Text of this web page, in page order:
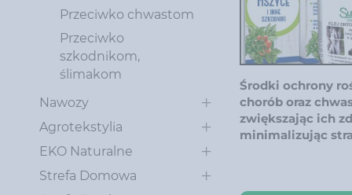
Przeciwko chwastom
Przeciwko
szkodnikom,
ślimakom
Nawozy
Agrotekstylia
EKO Naturalne
Strefa Domowa
Środki ochrony
chorób oraz
zwiększając ich
minimalizując